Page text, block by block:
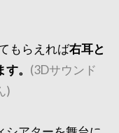
もらえれば右耳と
。 (3Dサウンド
)